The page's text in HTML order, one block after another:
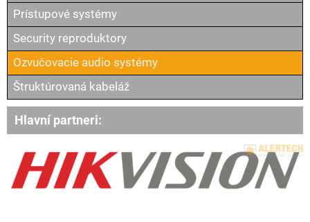
Prístupové systémy
Security reproduktory
Ozvučovacie audio systémy
Štruktúrovaná kabeláž
Hlavní partneri: